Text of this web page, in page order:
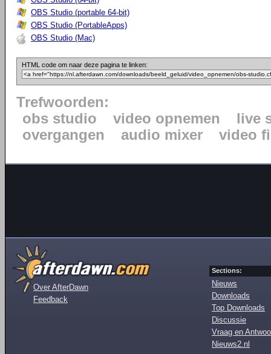
OBS Studio (portable 64-bit)
OBS Studio (PortableApps)
OBS Studio (Mac)
HTML code om naar deze pagina te linken:
Trefwoorden:
obs studio
video opnemen
live
overgangen
audio mixer video
Over AfterDawn
Feedback
Sections:
Nieuws
Downloads
Top Downloads
Discussie
Vraag en
Nieuws2.nl